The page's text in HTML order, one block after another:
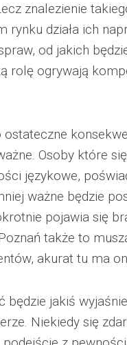
znalezienie
rynku działa ich
od jakich
rolę ogrywają
ostateczne
Osoby które
językowe,
ważne będzie
pojawia się
także to
akurat tu ma
będzie jakiś
Niekiedy się